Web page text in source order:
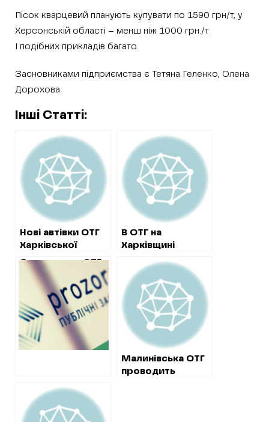
Пісок кварцевий планують купувати по 1590 грн/т, у
Херсонській області – менш ніж 1000 грн./т
І подібних прикладів багато.
Засновниками підприємства є Тетяна Геленко, Олена
Дорохова.
Інші Статті:
Нові автівки ОТГ
Харківської
області
В ОТГ на
Харківщині
амбулаторії по
вдвічі завищеним
цінам
Як депутати ОТГ
заробляють з
місцевих
бюджетів
Малинівська ОТГ
проводить